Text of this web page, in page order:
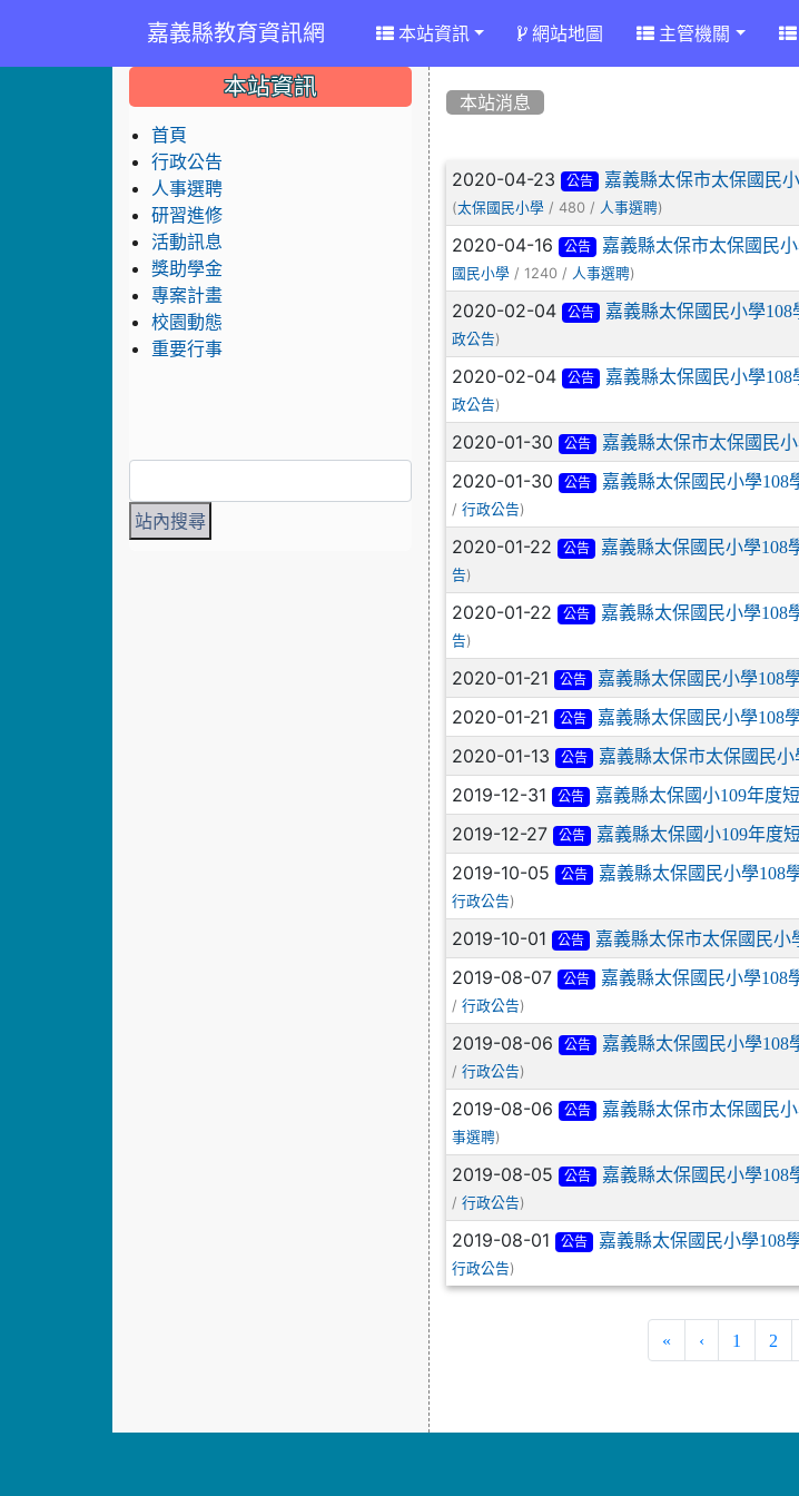
嘉義縣教育資訊網 本站資訊 網站地圖 主管機關
本站消息
文章列表
2020-04-23 公告 嘉義縣太保市太保國民
(太保國民小學 / 480 / 人事選聘)
2020-04-16 公告 嘉義縣太保市太保國民
國民小學 / 1240 / 人事選聘)
2020-02-04 公告 嘉義縣太保國民小學
政公告)
2020-02-04 公告 嘉義縣太保國民小學
政公告)
2020-01-30 公告 嘉義縣太保市太保國民
2020-01-30 公告 嘉義縣太保國民小學108
/行政公告)
2020-01-22 公告 嘉義縣太保國民小學108
告)
2020-01-22 公告 嘉義縣太保國民小學108
告)
2020-01-21 公告 嘉義縣太保國民小學108
2020-01-21 公告 嘉義縣太保國民小學108
2020-01-13 公告 嘉義縣太保市太保國民
2019-12-31 公告 嘉義縣太保國小109年度
2019-12-27 公告 嘉義縣太保國小109年度
2019-10-05 公告 嘉義縣太保國民小學108
行政公告)
2019-10-01 公告 嘉義縣太保市太保國民小
2019-08-07 公告 嘉義縣太保國民小學108
/行政公告)
2019-08-06 公告 嘉義縣太保國民小學108
/行政公告)
2019-08-06 公告 嘉義縣太保市太保國民
事選聘)
2019-08-05 公告 嘉義縣太保國民小學108
/行政公告)
2019-08-01 公告 嘉義縣太保國民小學108
行政公告)
« ‹ 1 2
::: 本站資訊
首頁
行政公告
人事選聘
研習進修
活動訊息
獎助學金
專案計畫
校園動態
重要行事